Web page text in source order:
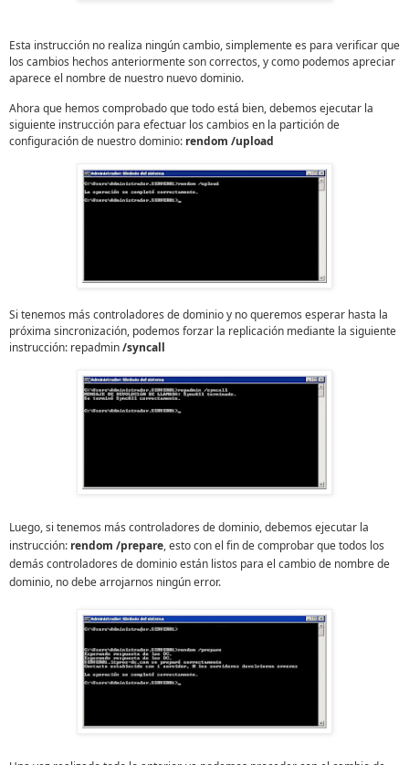
Esta instrucción no realiza ningún cambio, simplemente es para verificar que
los cambios hechos anteriormente son correctos, y como podemos apreciar
aparece el nombre de nuestro nuevo dominio.
Ahora que hemos comprobado que todo está bien, debemos ejecutar la
siguiente instrucción para efectuar los cambios en la partición de
configuración de nuestro dominio: rendom /upload
Si tenemos más controladores de dominio y no queremos esperar hasta la
próxima sincronización, podemos forzar la replicación mediante la siguiente
instrucción: repadmin/syncall
Luego, si tenemos más controladores de dominio, debemos ejecutar la
instrucción: rendom /prepare, esto con el fin de comprobar que todos los
demás controladores de dominio están listos para el cambio de nombre de
dominio, no debe arrojarnos ningún error.